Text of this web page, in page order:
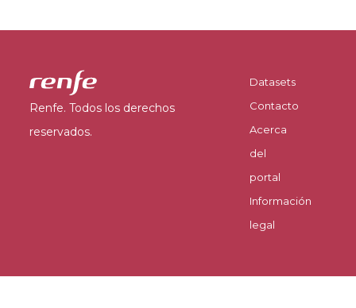
Renfe. Todos los derechos
reservados.
Datasets
Contacto
Acerca
del
portal
Información
legal